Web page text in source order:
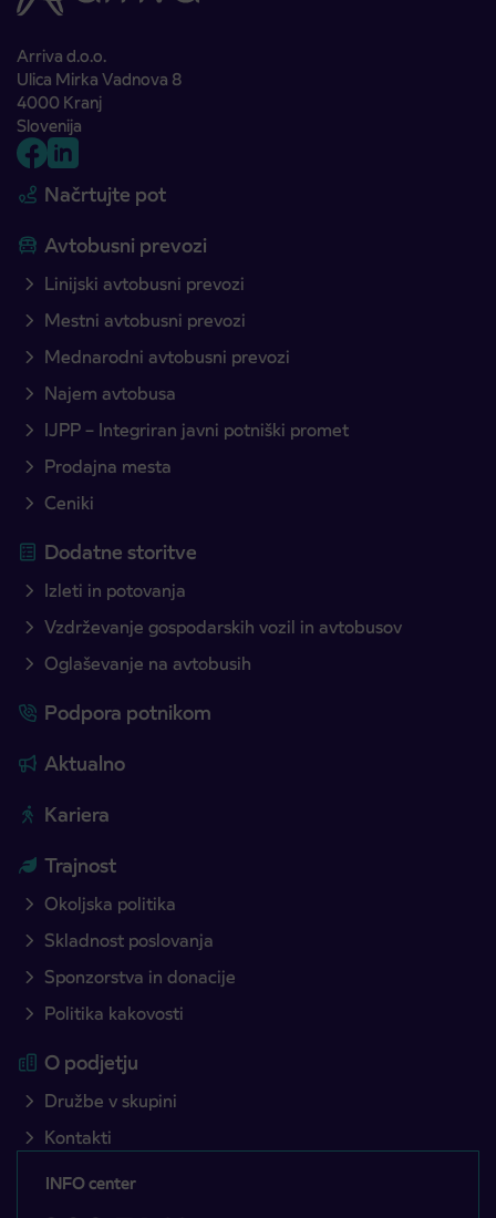
Arriva d.o.o.
Ulica Mirka Vadnova 8
4000 Kranj
Slovenija
Načrtujte pot
Avtobusni prevozi
Linijski avtobusni prevozi
Mestni avtobusni prevozi
Mednarodni avtobusni prevozi
Najem avtobusa
IJPP – Integriran javni potniški promet
Prodajna mesta
Ceniki
Dodatne storitve
Izleti in potovanja
Vzdrževanje gospodarskih vozil in avtobusov
Oglaševanje na avtobusih
Podpora potnikom
Aktualno
Kariera
Trajnost
Okoljska politika
Skladnost poslovanja
Sponzorstva in donacije
Politika kakovosti
O podjetju
Družbe v skupini
Kontakti
INFO center